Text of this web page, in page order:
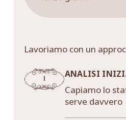
Lavoriamo con un
ANALISI
Capiamo lo
serve davvero